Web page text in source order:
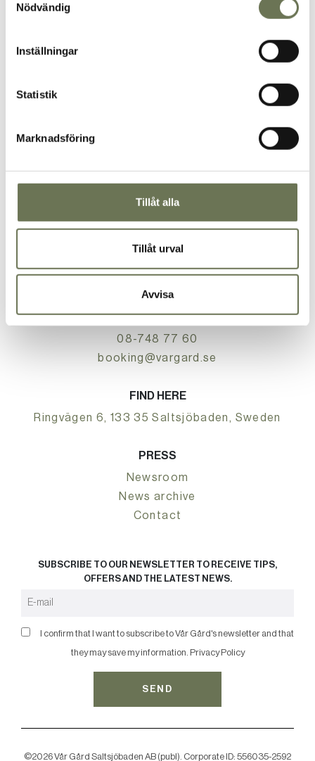
har samlat in när du har använt deras tjänster. Läs
Nödvändig
Inställningar
Statistik
Marknadsföring
Tillåt alla
Tillåt urval
Avvisa
* Field is required
Yes, I want to subscribe to Vår Gård's newsletter.
reception@vargard.se
RESERVATION
08-748 77 60
booking@vargard.se
FIND HERE
Ringvägen 6, 133 35 Saltsjöbaden, Sweden
PRESS
Newsroom
News archive
Contact
SUBSCRIBE TO OUR NEWSLETTER TO RECEIVE TIPS,
OFFERS AND THE LATEST NEWS.
I confirm that I want to subscribe to Vår Gård's newsletter and that
they may save my information. Privacy Policy
SEND
©2026 Vår Gård Saltsjöbaden AB (publ). Corporate ID: 556035-2592